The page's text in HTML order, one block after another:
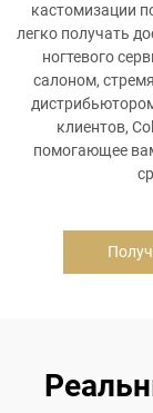
кастомизации
легко получать
ногтевого
салоном,
клиентов,
помогающее